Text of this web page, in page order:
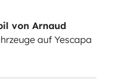
von Arnaud
auf Yescapa